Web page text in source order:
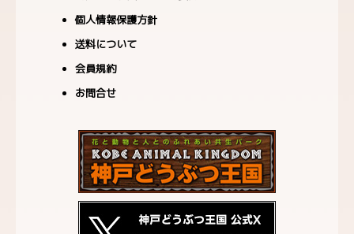
個人情報保護方針
送料について
会員規約
お問合せ